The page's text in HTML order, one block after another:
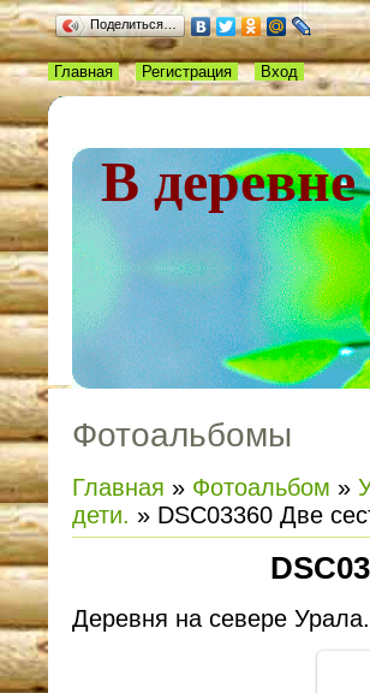
Поделиться…
В
Главная Регистрация Вход
Фотоальбомы
Главная » Фотоальбом »
дети. » DSC03360 Две
Деревня на севере